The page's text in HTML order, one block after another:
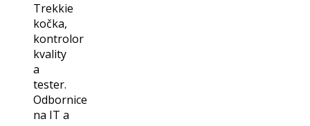
Trekkie
kočka,
kontrolor
kvality
a
tester.
Odbornice
na IT a